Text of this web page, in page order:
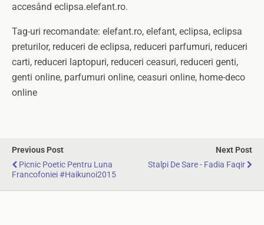
accesând eclipsa.elefant.ro.
Tag-uri recomandate: elefant.ro, elefant, eclipsa, eclipsa
preturilor, reduceri de eclipsa, reduceri parfumuri, reduceri
carti, reduceri laptopuri, reduceri ceasuri, reduceri genti,
genti online, parfumuri online, ceasuri online, home-deco
online
Previous Post
Picnic Poetic Pentru Luna
Francofoniei #haikunoi2015
Next Post
Stalpi De Sare - Fadia Faqir